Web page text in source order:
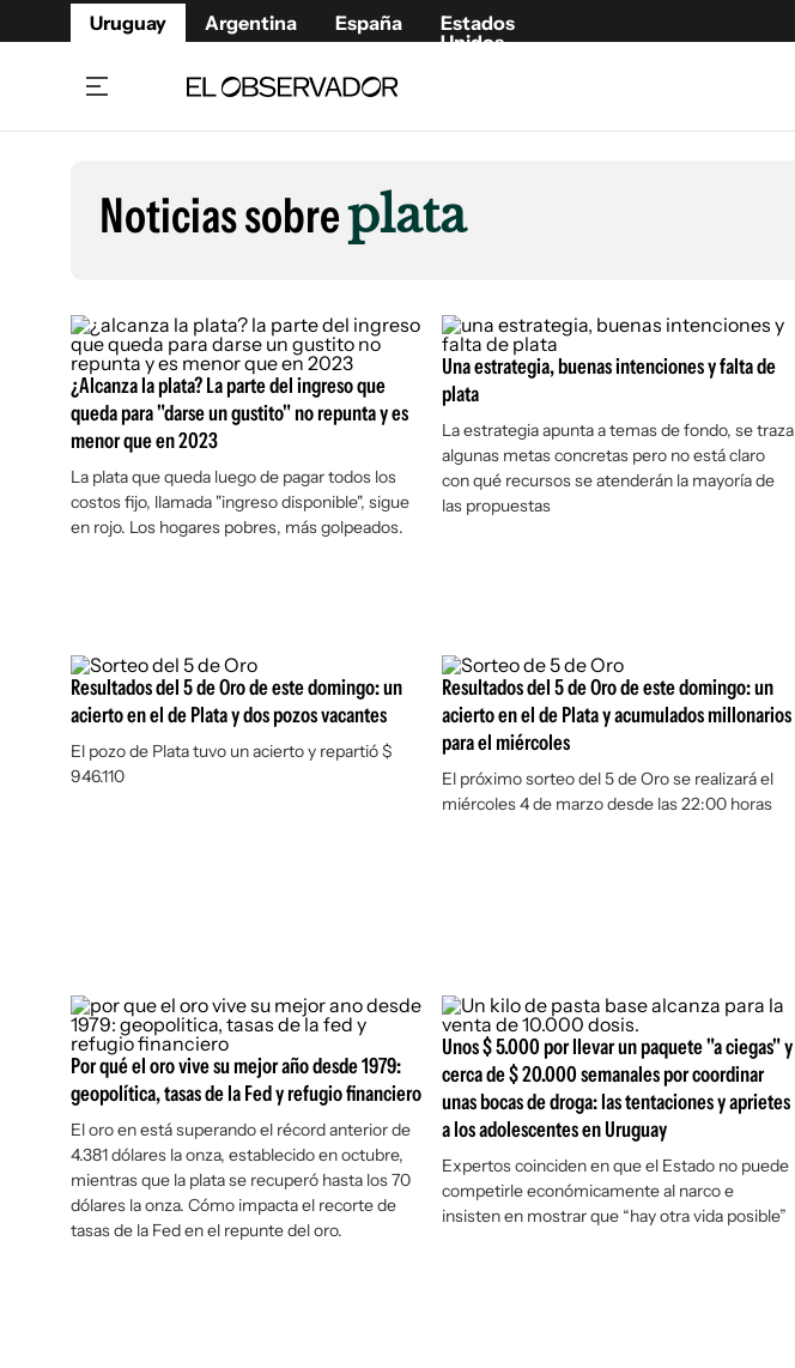
Uruguay Argentina España
Estados
Unidos
Beneficios Member
Café y Negocios
Economía y Empresas
Agro
Brand Studio
Mundo
Cultura y Espectáculos
Fúnebres
Publicaciones
Newsletters
Argentina
España
Estados Unidos
Noticias sobreplata
¿Alcanza la plata? La parte del ingreso que
queda para "darse un gustito" no repunta y es
menor que en 2023
La plata que queda luego de pagar todos los
costos fijo, llamada "ingreso disponible", sigue
en rojo. Los hogares pobres, más golpeados.
Una estrategia, buenas intenciones y falta de
plata
La estrategia apunta a temas de fondo, se traza
algunas metas concretas pero no está claro
con qué recursos se atenderán la mayoría de
las propuestas
Resultados del 5 de Oro de este domingo: un
acierto en el de Plata y dos pozos vacantes
El pozo de Plata tuvo un acierto y repartió $
946.110
Resultados del 5 de Oro de este domingo: un
acierto en el de Plata y acumulados millonarios
para el miércoles
El próximo sorteo del 5 de Oro se realizará el
miércoles 4 de marzo desde las 22:00 horas
Por qué el oro vive su mejor año desde 1979:
geopolítica, tasas de la Fed y refugio financiero
El oro en está superando el récord anterior de
4.381 dólares la onza, establecido en octubre,
mientras que la plata se recuperó hasta los 70
dólares la onza. Cómo impacta el recorte de
tasas de la Fed en el repunte del oro.
Unos $ 5.000 por llevar un paquete "a ciegas" y
cerca de $ 20.000 semanales por coordinar
unas bocas de droga: las tentaciones y aprietes
a los adolescentes en Uruguay
Expertos coinciden en que el Estado no puede
competirle económicamente al narco e
insisten en mostrar que “hay otra vida posible”